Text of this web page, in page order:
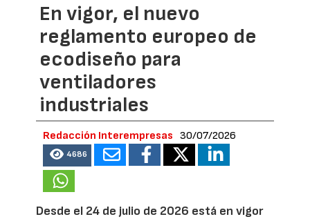
En vigor, el nuevo
reglamento europeo de
ecodiseño para
ventiladores
industriales
Redacción Interempresas 30/07/2026
4686
Desde el 24 de julio de 2026 está en vigor